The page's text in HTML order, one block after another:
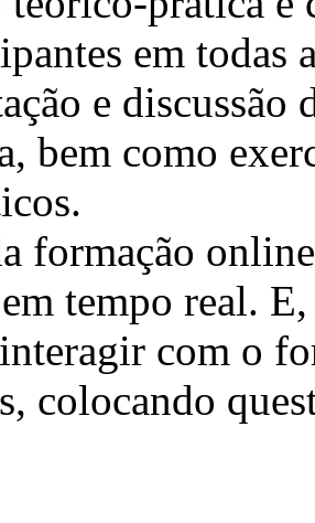
em todas
e
bem como
formação
tempo real.
com o
colocando